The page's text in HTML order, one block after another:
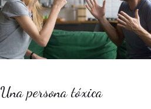
Una persona tóxica